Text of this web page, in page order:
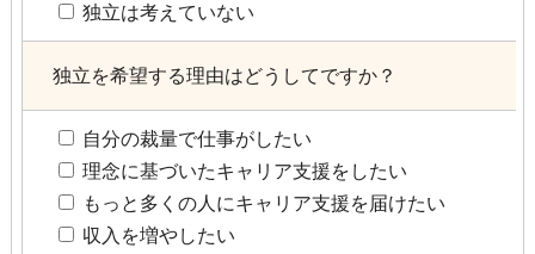
独立は考えていない
独立を希望する理由はどうしてですか？
自分の裁量で仕事がしたい
理念に基づいたキャリア支援をしたい
もっと多くの人にキャリア支援を届けたい
収入を増やしたい